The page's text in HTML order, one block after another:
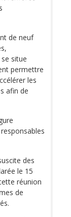
de neuf
situe
permettre
les
afin de
des
le 15
réunion
de